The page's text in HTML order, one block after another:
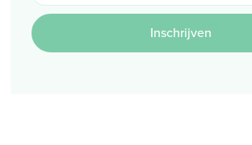
Inschrijven